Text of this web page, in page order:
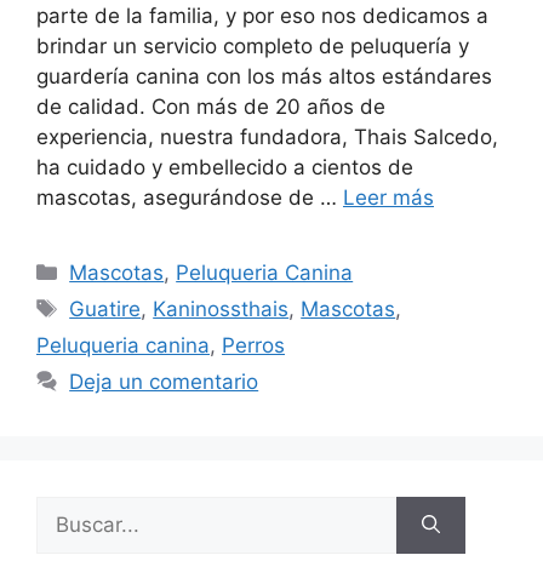
parte de la familia, y por eso nos dedicamos a
brindar un servicio completo de peluquería y
guardería canina con los más altos estándares
de calidad. Con más de 20 años de
experiencia, nuestra fundadora, Thais Salcedo,
ha cuidado y embellecido a cientos de
mascotas, asegurándose de … Leer más
Mascotas, Peluqueria Canina
Guatire, Kaninossthais, Mascotas,
Peluqueria canina, Perros
Deja un comentario